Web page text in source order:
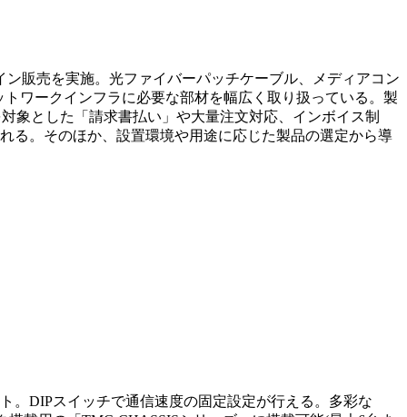
販売を実施。光ファイバーパッチケーブル、メディアコン
ワークインフラに必要な部材を幅広く取り扱っている。製
象とした「請求書払い」や大量注文対応、インボイス制
る。そのほか、設置環境や用途に応じた製品の選定から導
。DIPスイッチで通信速度の固定設定が行える。多彩な